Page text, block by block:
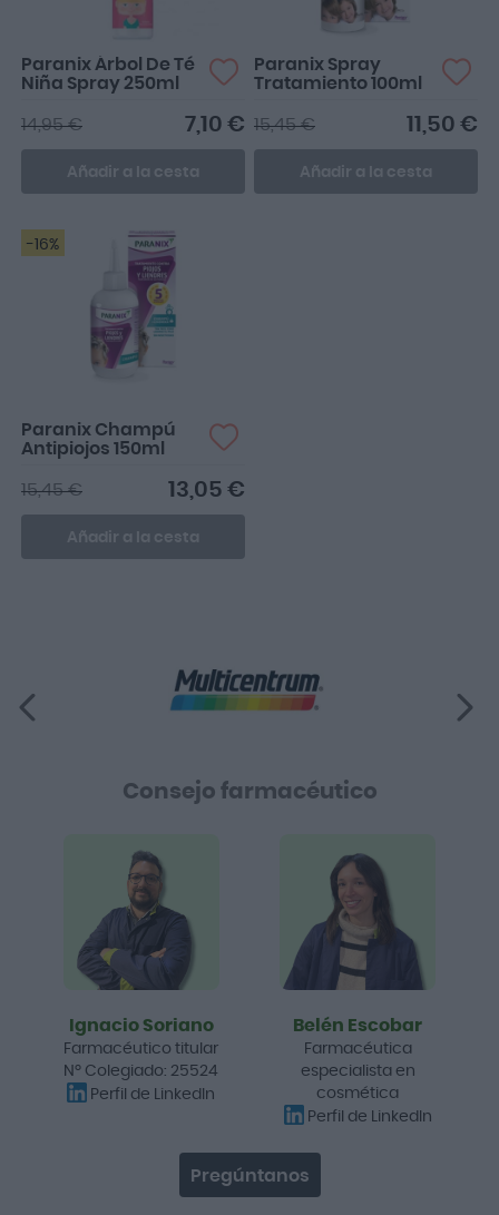
Paranix Árbol De Té
Niña Spray 250ml
7,10 €
14,95 €
Añadir a la cesta
Paranix Spray
Tratamiento 100ml
11,50 €
15,45 €
Añadir a la cesta
-16%
Paranix Champú
Antipiojos 150ml
13,05 €
15,45 €
Añadir a la cesta
Consejo farmacéutico
Ignacio Soriano
Farmacéutico titular
Nº Colegiado: 25524
Perfil de LinkedIn
Belén Escobar
Farmacéutica
especialista en
cosmética
Perfil de LinkedIn
Pregúntanos